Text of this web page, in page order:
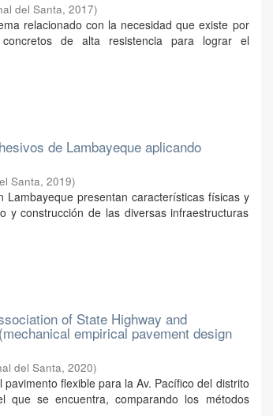
del Santa,2017)
relacionado con la necesidad que existe por
de alta resistencia para lograr el
de Lambayeque aplicando
Santa,2019)
presentan características físicas y
y construcción de las diversas infraestructuras
of State Highway and
empirical pavement design
del Santa,2020)
flexible para la Av. Pacífico del distrito
se encuentra, comparando los métodos